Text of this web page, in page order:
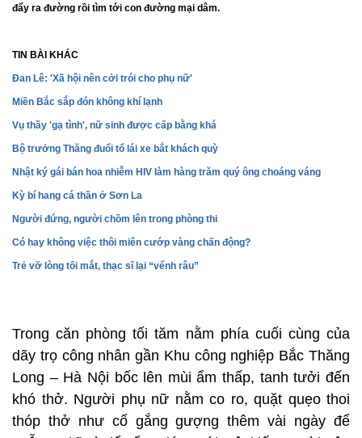
đẩy ra đường rồi tìm tới con đường mại dâm.
TIN BÀI KHÁC
Đan Lê: 'Xã hội nên cởi trói cho phụ nữ'
Miền Bắc sắp đón không khí lạnh
Vụ thầy 'gạ tình', nữ sinh được cấp bằng khá
Bộ trưởng Thăng đuổi tổ lái xe bắt khách quỳ
Nhật ký gái bán hoa nhiễm HIV làm hàng trăm quý ông choáng váng
Kỳ bí hang cá thần ở Sơn La
Người đứng, người chồm lên trong phòng thi
Có hay không việc thôi miên cướp vàng chấn động?
Trẻ vỡ lòng tối mắt, thạc sĩ lại “vểnh râu”
Trong căn phòng tối tăm nằm phía cuối cùng của
dãy trọ công nhân gần Khu công nghiệp Bắc Thăng
Long – Hà Nội bốc lên mùi ẩm thấp, tanh tưởi đến
khó thở. Người phụ nữ nằm co ro, quặt quẹo thoi
thóp thở như cố gắng gượng thêm vài ngày để